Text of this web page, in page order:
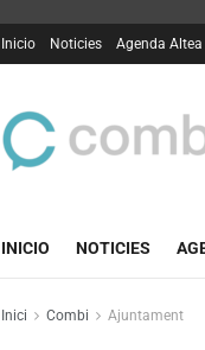
Inicio Noticies Agenda Altea
INICIO NOTICIES
Inici Combi Ajuntament